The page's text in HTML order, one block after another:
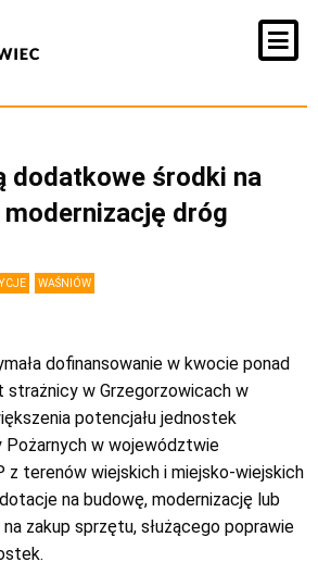
dodatkowe środki na
modernizację dróg
WAŚNIÓW
dofinansowanie w kwocie ponad
strażnicy w Grzegorzowicach w
potencjału jednostek
w województwie
z terenów wiejskich i miejsko-wiejskich
na budowę, modernizację lub
zakup sprzętu, służącego poprawie